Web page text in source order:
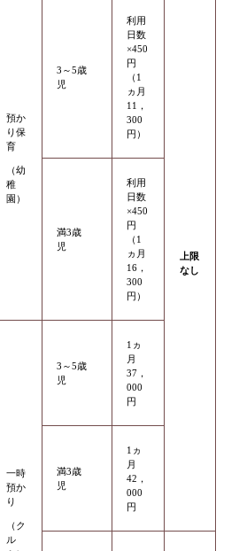
預か
り保
育
（幼
稚
園）
3～5歳
児
利用
日数
×450
円
（1
ヵ月
11，
300
円）
上限
なし
満3歳
児
利用
日数
×450
円
（1
ヵ月
16，
300
円）
一時
預か
り
（ク
ル
3～5歳
児
1ヵ
月
37，
000
円
満3歳
児
1ヵ
月
42，
000
円